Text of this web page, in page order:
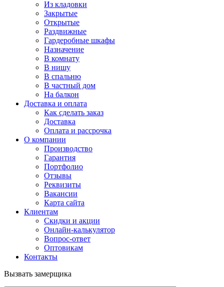
Из кладовки
Закрытые
Открытые
Раздвижные
Гардеробные шкафы
Назначение
В комнату
В нишу
В спальню
В частный дом
На балкон
Доставка и оплата
Как сделать заказ
Доставка
Оплата и рассрочка
О компании
Производство
Гарантия
Портфолио
Отзывы
Реквизиты
Вакансии
Карта сайта
Клиентам
Скидки и акции
Онлайн-калькулятор
Вопрос-ответ
Оптовикам
Контакты
Вызвать замерщика